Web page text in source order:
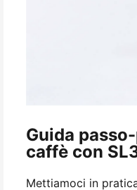
Guida
caffè con
Mettiamoci in